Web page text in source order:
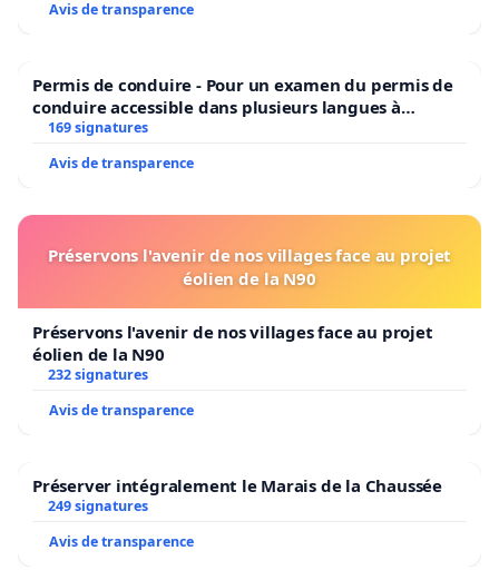
Avis de transparence
Permis de conduire - Pour un examen du permis de
conduire accessible dans plusieurs langues à
Bruxelles
169 signatures
Avis de transparence
Préservons l'avenir de nos villages face au projet
éolien de la N90
Préservons l'avenir de nos villages face au projet
éolien de la N90
232 signatures
Avis de transparence
Préserver intégralement le Marais de la Chaussée
249 signatures
Avis de transparence